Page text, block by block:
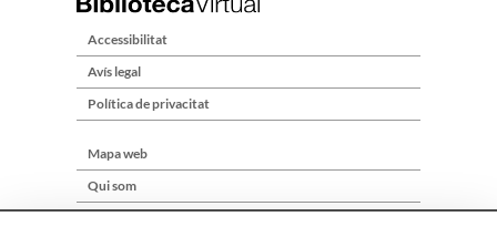
Accessibilitat
Avís legal
Política de privacitat
Mapa web
Qui som